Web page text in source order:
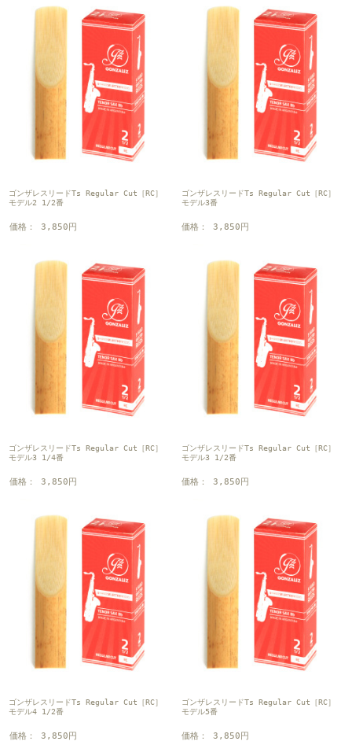
ゴンザレスリードTs Regular Cut［RC］
モデル2 1/2番
価格： 3,850円
ゴンザレスリードTs Regular Cut［RC］
モデル3番
価格： 3,850円
ゴンザレスリードTs Regular Cut［RC］
モデル3 1/4番
価格： 3,850円
ゴンザレスリードTs Regular Cut［RC］
モデル3 1/2番
価格： 3,850円
ゴンザレスリードTs Regular Cut［RC］
モデル4 1/2番
価格： 3,850円
ゴンザレスリードTs Regular Cut［RC］
モデル5番
価格： 3,850円